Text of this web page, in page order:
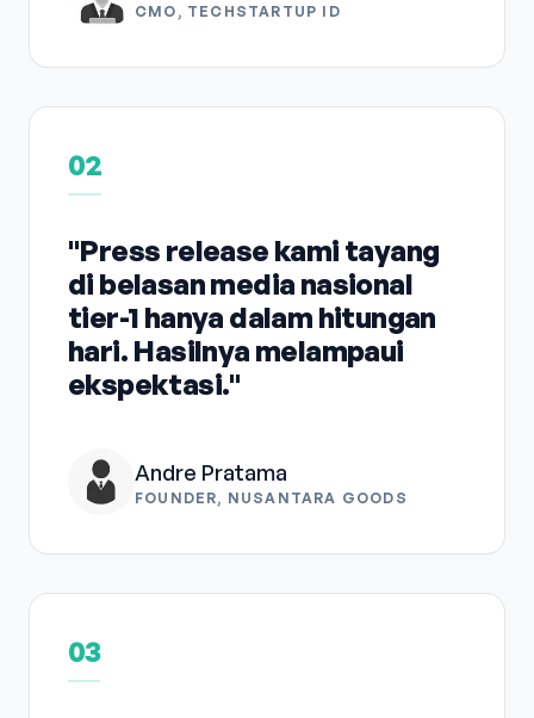
CMO, TECHSTARTUP ID
02
"Press release kami tayang
di belasan media nasional
tier-1 hanya dalam hitungan
hari. Hasilnya melampaui
ekspektasi."
Andre Pratama
FOUNDER, NUSANTARA GOODS
03